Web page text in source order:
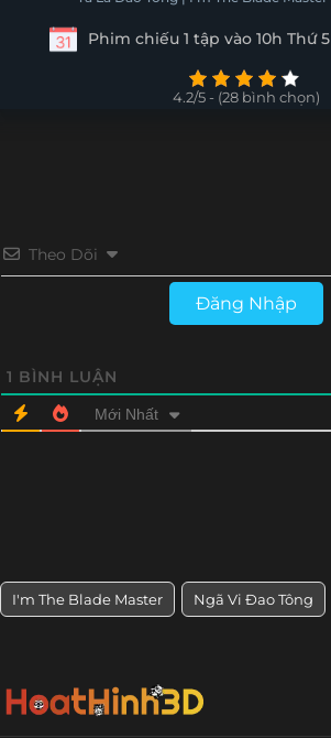
Phim chiếu 1 tập vào 10h Thứ 5
4.2/5 - (28 bình chọn)
Theo Dõi
Đăng Nhập
1 BÌNH LUẬN
Mới Nhất
I'm The Blade Master Ngã Vi Đao Tông